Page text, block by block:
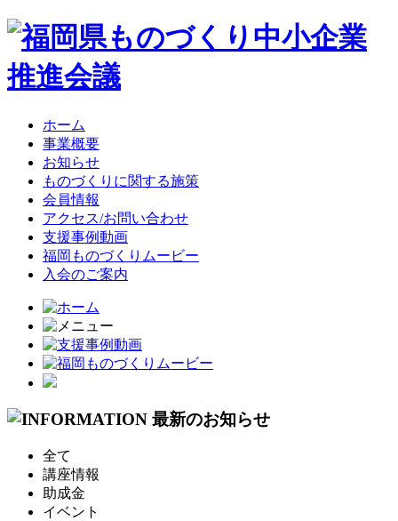
ホーム
事業概要
お知らせ
ものづくりに関する施策
会員情報
アクセス/お問い合わせ
支援事例動画
福岡ものづくりムービー
入会のご案内
全て
講座情報
助成金
イベント